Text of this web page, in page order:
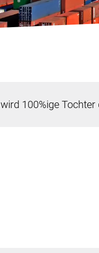
wird 100%ige